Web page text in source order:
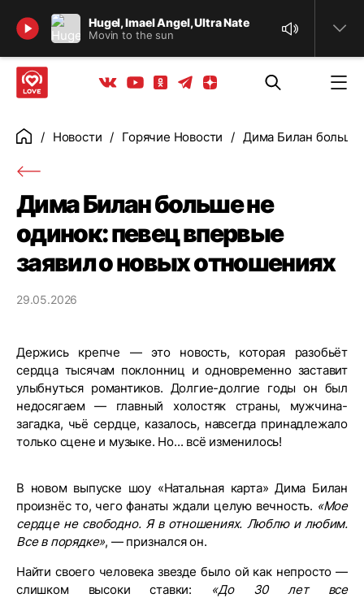
Hugel, Imael Angel, Ultra Nate
Movin to the sun
Найти
Вконтакте
YoutubeОдноклассники
ТелеграмЯндекс дзен
ГлавнаяНовости Горячие Новости Дима Билан больше
Дима Билан больше не
одинок: певец впервые
заявил о новых отношениях
29.05.2026
Держись крепче — это новость, которая разобьёт
сердца тысячам поклонниц и одновременно заставит
улыбнуться романтиков. Долгие-долгие годы он был
недосягаем — главный холостяк страны, мужчина-
загадка, чьё сердце, казалось, навсегда принадлежало
только сцене и музыке. Но... всё изменилось!
В новом выпуске шоу «Натальная карта» Дима Билан
произнёс то, чего фанаты ждали целую вечность. «Мое
сердце не свободно. Я в отношениях. Люблю и любим.
Все в порядке», — признался он.
Найти своего человека звезде было ой как непросто —
слишком высоки ставки:
«До 30 лет все